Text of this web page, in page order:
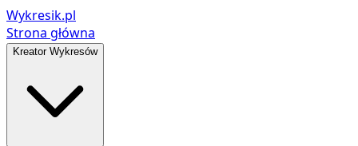
Wykresik.pl
Strona główna
Kreator Wykresów